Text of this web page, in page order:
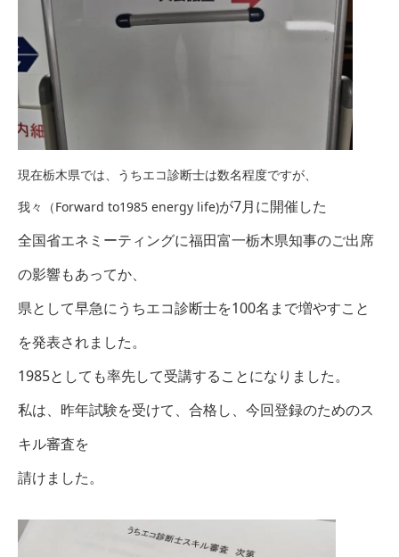
現在栃木県では、うちエコ診断士は数名程度ですが、
我々（Forward to1985 energy life)が7月に開催した
全国省エネミーティングに福田富一栃木県知事のご出席
の影響もあってか、
県として早急にうちエコ診断士を100名まで増やすこと
を発表されました。
1985としても率先して受講することになりました。
私は、昨年試験を受けて、合格し、今回登録のためのス
キル審査を
請けました。